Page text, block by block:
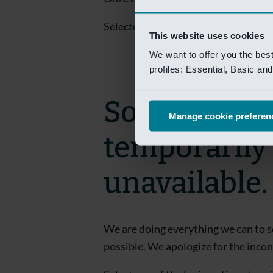
This website uses cookies
We want to offer you the
profiles: Essential, Basic
Manage cookie
Selecteer een van de login opties
Sorry! This
temporarily
unavailable.
We are doing everything we can to
possible. We apologize for the